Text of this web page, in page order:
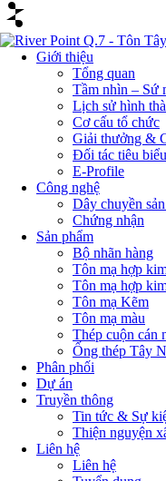
Giới thiệu
Tổng quan
Tầm nhìn – Sứ
Lịch sử hình
Cơ cấu tổ chức
Giải thưởng &
Đối tác tiêu biểu
E-Profile
Công nghệ
Dây chuyền
Chứng nhận
Sản phẩm
Bộ nhãn hàng
Tôn mạ hợp
Tôn mạ hợp
Tôn mạ Kẽm
Tôn mạ màu
Thép cuộn cán
Ống thép Tây
Phân phối
Dự án
Truyền thông
Tin tức & Sự
Thiện nguyện
Liên hệ
Liên hệ